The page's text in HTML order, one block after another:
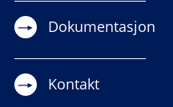
Dokumentasjon
Kontakt